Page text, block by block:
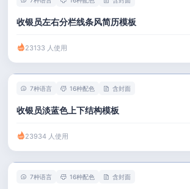
收银员左右分栏线条风简历模板
23133 人使用
7种语言 16种配色 含封面
收银员淡蓝色上下结构模板
23934 人使用
7种语言 16种配色 含封面